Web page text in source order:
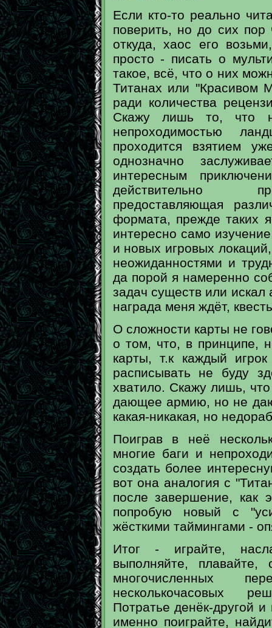
Если кто-то реально
поверить, но до сих пор
откуда, хаос его
просто - писать о
такое, всё, что о них
Титанах или "Красивом
ради количества
Скажу лишь то, что
непроходимостью
проходится взятием
однозначно
интересным
действительно
предоставляющая
формата, прежде таких
интересно само
и новых игровых
неожиданностями и
да порой я намеренно
задач существ или
награда меня ждёт,
О сложности карты не
о том, что, в принципе,
карты, т.к каждый
расписывать не буду
хватило. Скажу лишь,
дающее армию, но не
какая-никакая, но
Поиграв в неё
многие баги и
создать более
вот она аналогия с
после завершение, как
попробую новый с
жёсткими таймингами -
Итог - играйте,
выполняйте, плавайте,
многочисленных
несколькочасовых
Потратье денёк-другой
именно поиграйте,